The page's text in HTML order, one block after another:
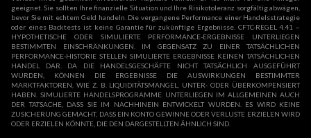
geeignet. Sie sollten Ihre finanzielle Situation und Ihre Risikotoleranz sorgfältig abwägen,
bevor Sie mit echtem Geld handeln. Die vergangene Performance einer Handelsstrategie
oder eines Backtests ist keine Garantie für zukünftige Ergebnisse. CFTC-REGEL 4.41 –
HYPOTHETISCHE ODER SIMULIERTE PERFORMANCE-ERGEBNISSE UNTERLIEGEN
BESTIMMTEN EINSCHRÄNKUNGEN. IM GEGENSATZ ZU EINER TATSÄCHLICHEN
PERFORMANCE-HISTORIE STELLEN SIMULIERTE ERGEBNISSE KEINEN TATSÄCHLICHEN
HANDEL DAR. DA DIE HANDELSGESCHÄFTE NICHT TATSÄCHLICH AUSGEFÜHRT
WURDEN, KÖNNEN DIE ERGEBNISSE DIE AUSWIRKUNGEN BESTIMMTER
MARKTFAKTOREN, WIE Z. B. LIQUIDITÄTSMANGEL, UNTER- ODER ÜBERKOMPENSIERT
HABEN. SIMULIERTE HANDELSPROGRAMME UNTERLIEGEN IM ALLGEMEINEN AUCH
DER TATSACHE, DASS SIE IM NACHHINEIN ENTWICKELT WURDEN. ES WIRD KEINE
ZUSICHERUNG GEMACHT, DASS EIN KONTO GEWINNE ODER VERLUSTE ERZIELEN WIRD
ODER ERZIELEN KÖNNTE, DIE DEN DARGESTELLTEN ÄHNLICH SIND.